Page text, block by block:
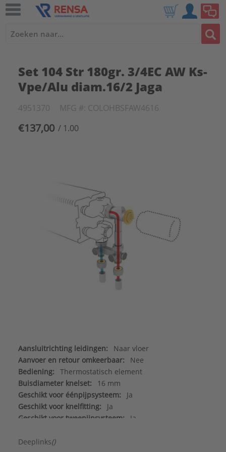
Set 104 Str 180gr. 3/4EC AW Ks-
Vpe/Alu diam.16/2 Jaga
4951370 MFG #: COLOHBSFAW4616
€137,00 / 1.00
Aansluitrichting leidingen:
Naar vloer
Aanvoer en retour omkeerbaar:
Nee
Bediening:
Thermostatisch element
Buisdiameter knelset:
16 mm
Geschikt voor éénpijpsysteem:
Ja
Geschikt voor knelfitting:
Ja
Geschikt voor tweepijpsysteem:
Ja
Hartafstand leidingaansluitingen:
Deeplinks()